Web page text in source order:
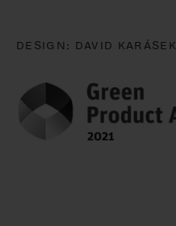
DESIGN: DAVID KARÁSEK